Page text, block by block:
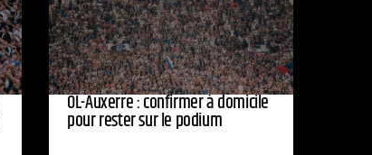
OL-Auxerre : confirmer à domicile
pour rester sur le podium